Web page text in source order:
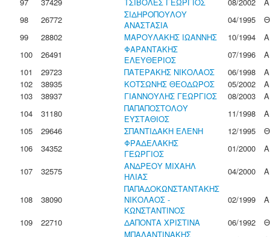
98
26772
ΣΙΔΗΡΟΠΟΥΛΟΥ
ΑΝΑΣΤΑΣΙΑ
04/1995
Θ
99
28802 ΜΑΡΟΥΛΑΚΗΣ ΙΩΑΝΝΗΣ 10/1994
Α
100
26491
ΦΑΡΑΝΤΑΚΗΣ
ΕΛΕΥΘΕΡΙΟΣ
07/1996
Α
101
29723 ΠΑΤΕΡΑΚΗΣ ΝΙΚΟΛΑΟΣ 06/1998
Α
102
38935 ΚΟΤΣΩΝΗΣ ΘΕΟΔΩΡΟΣ 05/2002
Α
103
38937 ΓΙΑΝΝΟΥΛΗΣ ΓΕΩΡΓΙΟΣ 08/2003
Α
104
31180
ΠΑΠΑΠΟΣΤΟΛΟΥ
ΕΥΣΤΑΘΙΟΣ
11/1998
Α
105
29646 ΣΠΑΝΤΙΔΑΚΗ ΕΛΕΝΗ 12/1995
Θ
106
34352
ΦΡΑΔΕΛΑΚΗΣ
ΓΕΩΡΓΙΟΣ
01/2000
Α
107
32575
ΑΝΔΡΕΟΥ ΜΙΧΑΗΛ
ΗΛΙΑΣ
04/2000 Α
108 38090
ΠΑΠΑΔΟΚΩΝΣΤΑΝΤΑΚΗΣ
ΝΙΚΟΛΑΟΣ -
ΚΩΝΣΤΑΝΤΙΝΟΣ
02/1999
Α
109
22710 ΔΑΠΟΝΤΑ ΧΡΙΣΤΙΝΑ 06/1992
Θ
ΜΠΑΛΑΝΤΙΝΑΚΗΣ